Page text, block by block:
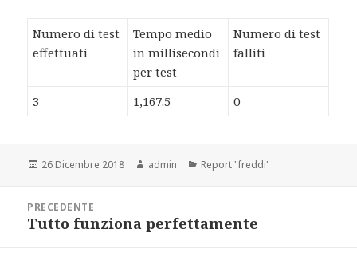
Numero di test
effettuati
Tempo medio
in millisecondi
per test
Numero di test
falliti
3 1,167.5 0
Scritto
26 Dicembre 2018 Autore
admin Categorie
Report "freddi"
articoli
PRECEDENTE
Articolo
Tutto funziona perfettamente